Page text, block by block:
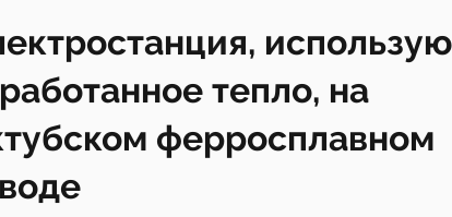
тепло, на
ферросплавном